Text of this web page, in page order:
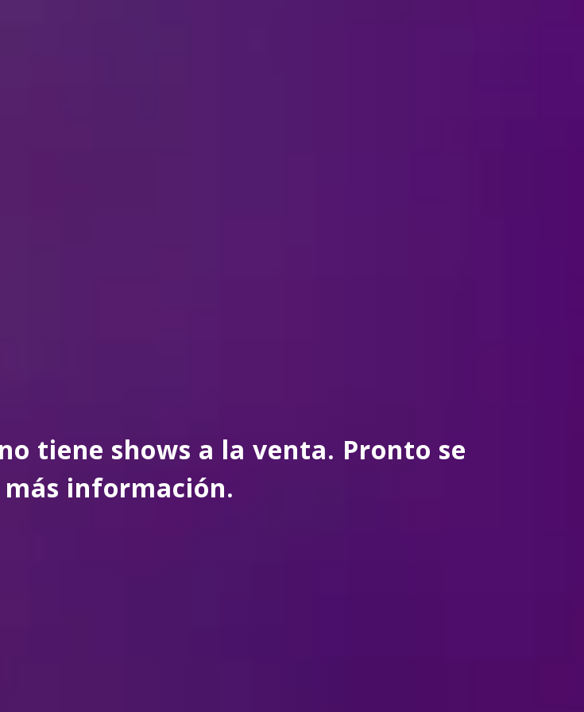
tiene shows a la venta. Pronto se
información.